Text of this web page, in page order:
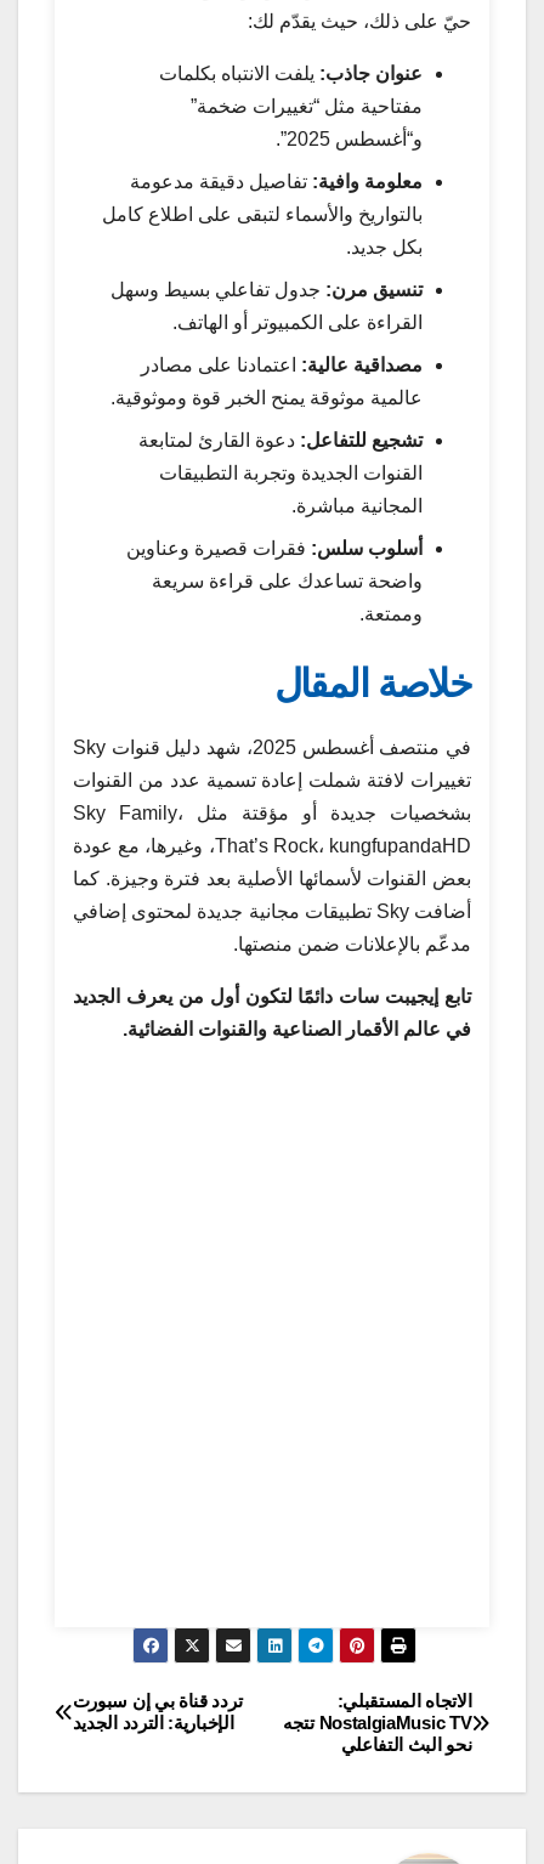
حيّ على ذلك، حيث يقدّم لك:
عنوان جاذب: يلفت الانتباه بكلمات
مفتاحية مثل “تغييرات ضخمة”
و“أغسطس 2025”.
معلومة وافية: تفاصيل دقيقة مدعومة
بالتواريخ والأسماء لتبقى على اطلاع كامل
بكل جديد.
تنسيق مرن: جدول تفاعلي بسيط وسهل
القراءة على الكمبيوتر أو الهاتف.
مصداقية عالية: اعتمادنا على مصادر
عالمية موثوقة يمنح الخبر قوة وموثوقية.
تشجيع للتفاعل: دعوة القارئ لمتابعة
القنوات الجديدة وتجربة التطبيقات
المجانية مباشرة.
أسلوب سلس: فقرات قصيرة وعناوين
واضحة تساعدك على قراءة سريعة
وممتعة.
خلاصة المقال
في منتصف أغسطس 2025، شهد دليل قنوات Sky
تغييرات لافتة شملت إعادة تسمية عدد من القنوات
بشخصيات جديدة أو مؤقتة مثل Sky Family،
That’s Rock، kungfupandaHD، وغيرها، مع عودة
بعض القنوات لأسمائها الأصلية بعد فترة وجيزة. كما
أضافت Sky تطبيقات مجانية جديدة لمحتوى إضافي
مدعّم بالإعلانات ضمن منصتها.
تابع إيجيبت سات دائمًا لتكون أول من يعرف الجديد
في عالم الأقمار الصناعية والقنوات الفضائية.
تصفّح
المقالات
تردد قناة بي إن سبورت
الإخبارية: التردد الجديد
الاتجاه المستقبلي:
NostalgiaMusic TV تتجه
نحو البث التفاعلي